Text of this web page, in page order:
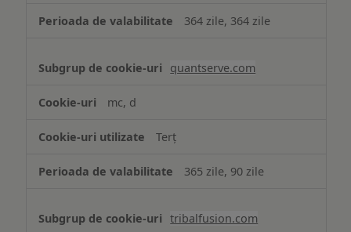
364 zile, 364 zile
quantserve.com
mc, d
Terț
365 zile, 90 zile
tribalfusion.com